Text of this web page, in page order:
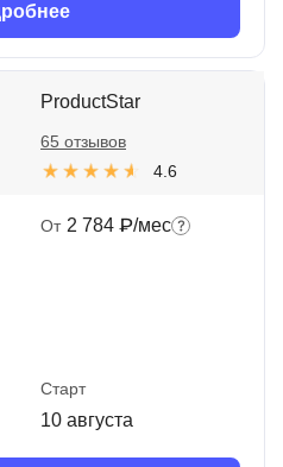
ProductStar
4.6
65 отзывов
От 2 784 ₽/мес
Старт
10 августа